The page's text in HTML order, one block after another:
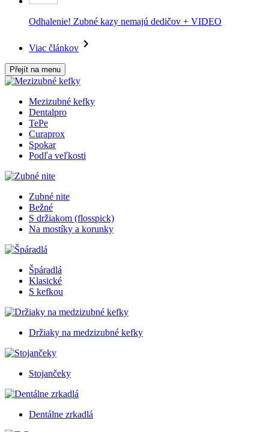
Odhalenie! Zubné kazy nemajú dedičov + VIDEO
Viac článkov
Přejít na menu
Mezizubné kefky
Dentalpro
TePe
Curaprox
Spokar
Podľa veľkosti
Zubné nite
Bežné
S držiakom (flosspick)
Na mostíky a korunky
Špáradlá
Klasické
S kefkou
Držiaky na medzizubné kefky
Stojančeky
Dentálne zrkadlá